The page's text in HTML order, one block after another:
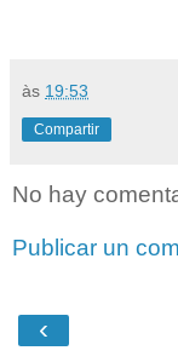
às 19:53
Compartir
No hay
Publicar un
‹